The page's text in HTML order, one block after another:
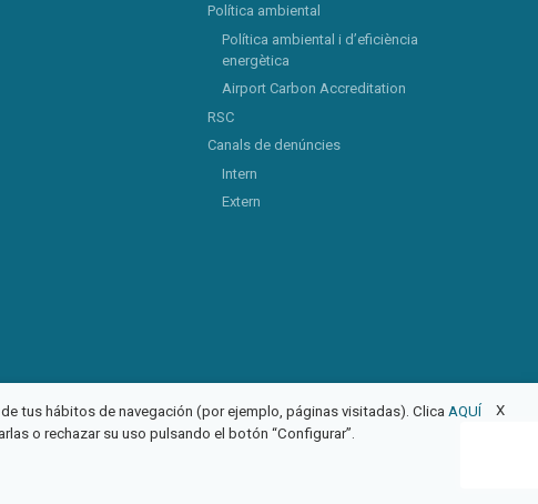
Política ambiental
Política ambiental i d’eficiència
energètica
Airport Carbon Accreditation
RSC
Canals de denúncies
Intern
Extern
X
tus hábitos de navegación (por ejemplo, páginas visitadas). Clica AQUÍ
o rechazar su uso pulsando el botón “Configurar”.